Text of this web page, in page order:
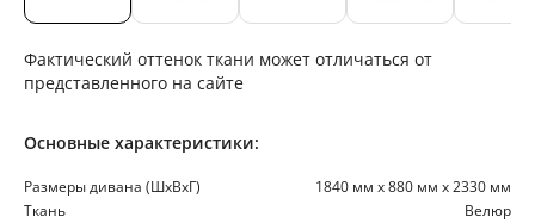
Фактический оттенок ткани может отличаться от
представленного на сайте
Основные характеристики:
Размеры дивана (ШхВхГ)
1840 мм х 880 мм х 2330 мм
Ткань
Велюр